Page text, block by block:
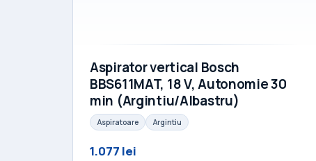
Aspirator vertical Bosch
BBS611MAT, 18 V, Autonomie 30
min (Argintiu/Albastru)
Aspiratoare Argintiu
1.077 lei